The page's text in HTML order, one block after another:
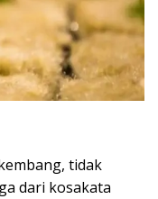
tidak
dari kosakata